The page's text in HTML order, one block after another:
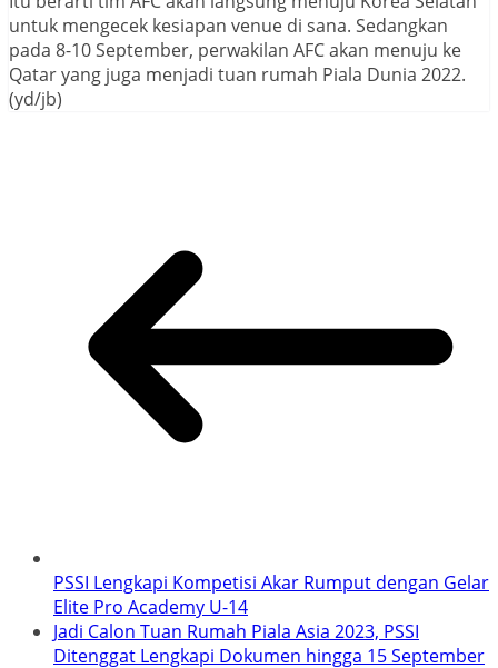
untuk mengecek kesiapan venue di sana. Sedangkan
pada 8-10 September, perwakilan AFC akan menuju ke
Qatar yang juga menjadi tuan rumah Piala Dunia 2022.
(yd/jb)
PSSI Lengkapi Kompetisi Akar Rumput dengan Gelar
Elite Pro Academy U-14
Jadi Calon Tuan Rumah Piala Asia 2023, PSSI
Ditenggat Lengkapi Dokumen hingga 15 September